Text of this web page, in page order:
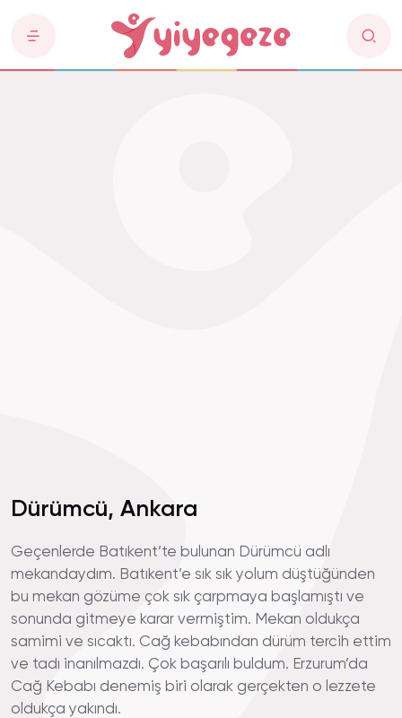
Dürümcü, Ankara
Geçenlerde Batıkent’te bulunan Dürümcü adlı
mekandaydım. Batıkent’e sık sık yolum düştüğünden
bu mekan gözüme çok sık çarpmaya başlamıştı ve
sonunda gitmeye karar vermiştim. Mekan oldukça
samimi ve sıcaktı. Cağ kebabından dürüm tercih ettim
ve tadı inanılmazdı. Çok başarılı buldum. Erzurum’da
Cağ Kebabı denemiş biri olarak gerçekten o lezzete
oldukça yakındı.